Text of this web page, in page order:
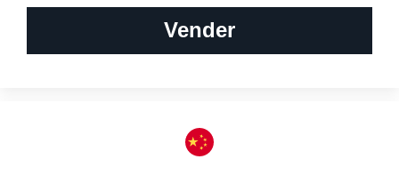
Vender